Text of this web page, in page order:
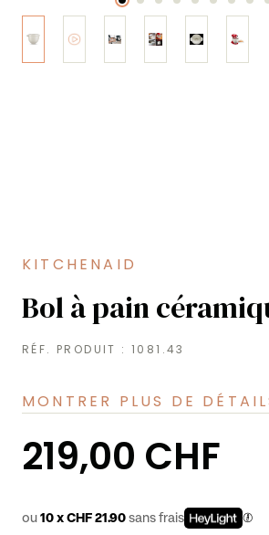
KITCHENAID
Bol à pain
RÉF. PRODUIT :1081.43
MONTRER PLUS DE
Prix régulier :
219,00 CHF
ou 10 x CHF 21.90 sans frais